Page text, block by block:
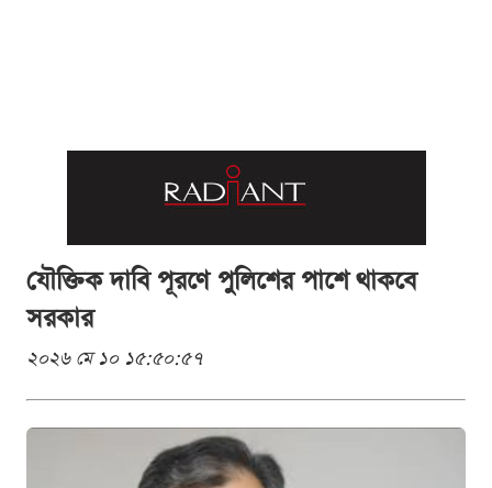
যৌক্তিক দাবি পূরণে পুলিশের পাশে থাকবে
সরকার
২০২৬ মে ১০ ১৫:৫০:৫৭